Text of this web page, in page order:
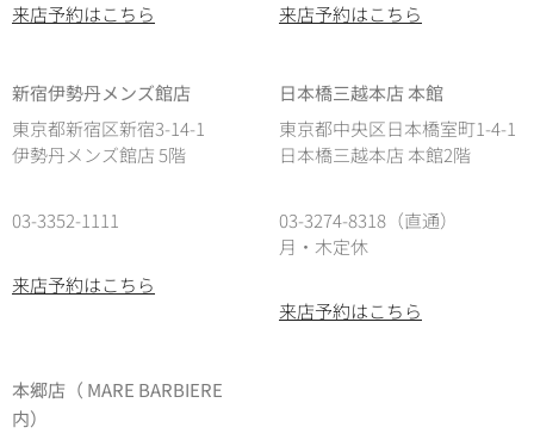
来店予約はこちら 来店予約はこちら
新宿伊勢丹メンズ館店
東京都新宿区新宿3-14-1
伊勢丹メンズ館店 5階
03-3352-1111
来店予約はこちら
日本橋三越本店 本館
東京都中央区日本橋室町1-4-1
日本橋三越本店 本館2階
03-3274-8318（直通）
月・木定休
来店予約はこちら
本郷店（ MARE BARBIERE
内）